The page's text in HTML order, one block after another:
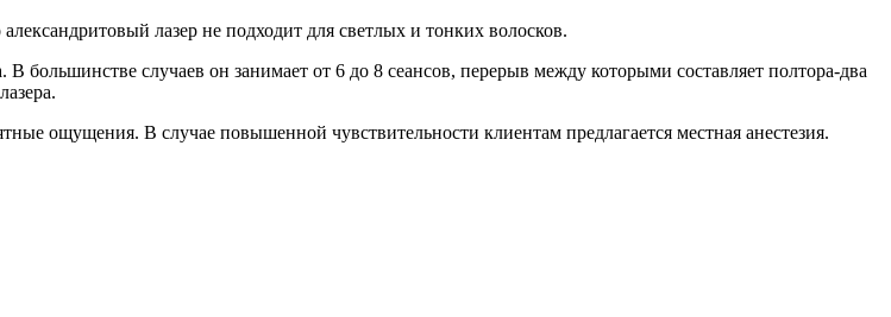
лазер не подходит для светлых и тонких волосков.
большинстве случаев он занимает от 6 до 8 сеансов, перерыв между которыми составляет полтора-два
ощущения. В случае повышенной чувствительности клиентам предлагается местная анестезия.